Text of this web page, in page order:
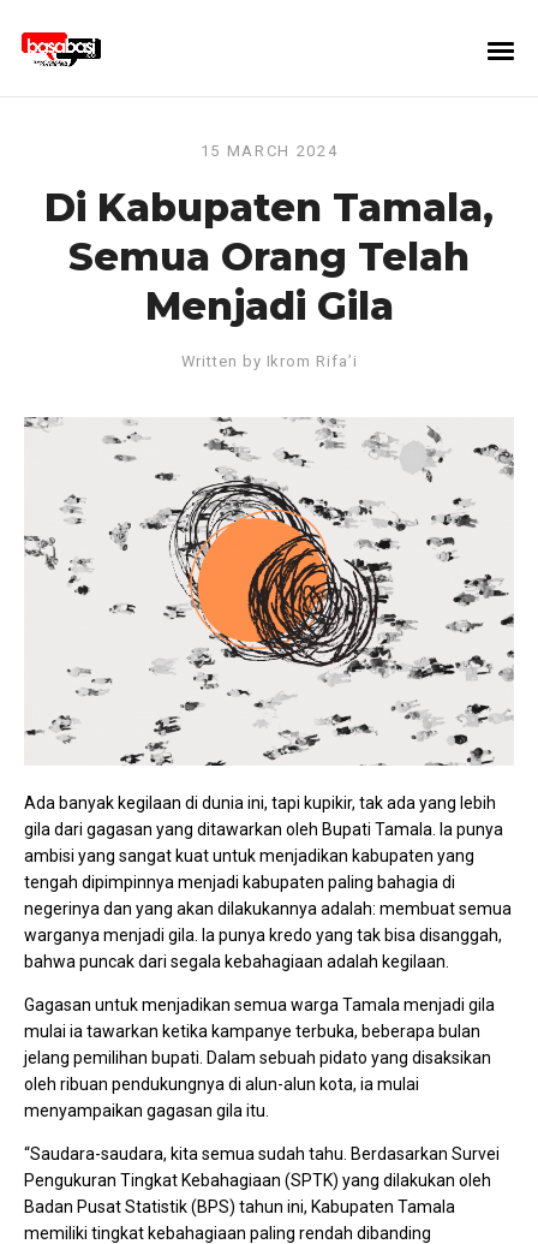
15 MARCH 2024
Di Kabupaten Tamala,
Semua Orang Telah
Menjadi Gila
Written by Ikrom Rifa’i
Ada banyak kegilaan di dunia ini, tapi kupikir, tak ada yang lebih
gila dari gagasan yang ditawarkan oleh Bupati Tamala. Ia punya
ambisi yang sangat kuat untuk menjadikan kabupaten yang
tengah dipimpinnya menjadi kabupaten paling bahagia di
negerinya dan yang akan dilakukannya adalah: membuat semua
warganya menjadi gila. Ia punya kredo yang tak bisa disanggah,
bahwa puncak dari segala kebahagiaan adalah kegilaan.
Gagasan untuk menjadikan semua warga Tamala menjadi gila
mulai ia tawarkan ketika kampanye terbuka, beberapa bulan
jelang pemilihan bupati. Dalam sebuah pidato yang disaksikan
oleh ribuan pendukungnya di alun-alun kota, ia mulai
menyampaikan gagasan gila itu.
“Saudara-saudara, kita semua sudah tahu. Berdasarkan Survei
Pengukuran Tingkat Kebahagiaan (SPTK) yang dilakukan oleh
Badan Pusat Statistik (BPS) tahun ini, Kabupaten Tamala
memiliki tingkat kebahagiaan paling rendah dibanding